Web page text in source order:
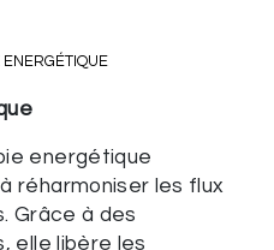
ENERGÉTIQUE
energétique
réharmoniser les flux
Grâce à des
elle libère les